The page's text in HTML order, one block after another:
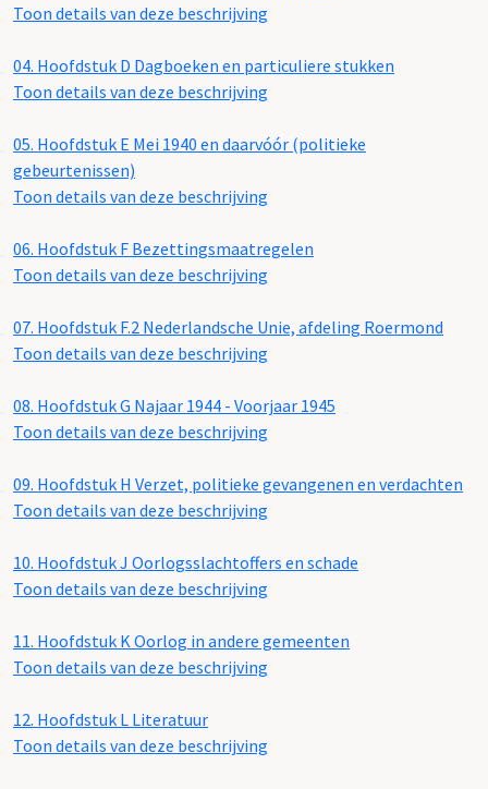
Toon details van deze beschrijving
04. Hoofdstuk D Dagboeken en particuliere stukken
Toon details van deze beschrijving
05. Hoofdstuk E Mei 1940 en daarvóór (politieke
gebeurtenissen)
Toon details van deze beschrijving
06. Hoofdstuk F Bezettingsmaatregelen
Toon details van deze beschrijving
07. Hoofdstuk F.2 Nederlandsche Unie, afdeling Roermond
Toon details van deze beschrijving
08. Hoofdstuk G Najaar 1944 - Voorjaar 1945
Toon details van deze beschrijving
09. Hoofdstuk H Verzet, politieke gevangenen en verdachten
Toon details van deze beschrijving
10. Hoofdstuk J Oorlogsslachtoffers en schade
Toon details van deze beschrijving
11. Hoofdstuk K Oorlog in andere gemeenten
Toon details van deze beschrijving
12. Hoofdstuk L Literatuur
Toon details van deze beschrijving